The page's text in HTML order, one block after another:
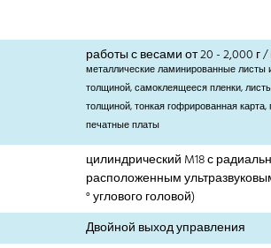
работы с весами от 20 - 2,000 г
металлические ламинированные листы
толщиной, самоклеящееся пленки,
толщиной, тонкая гофрированная карта,
печатные платы
цилиндрический M18 с
расположенным
° углового головой)
Двойной выход управления